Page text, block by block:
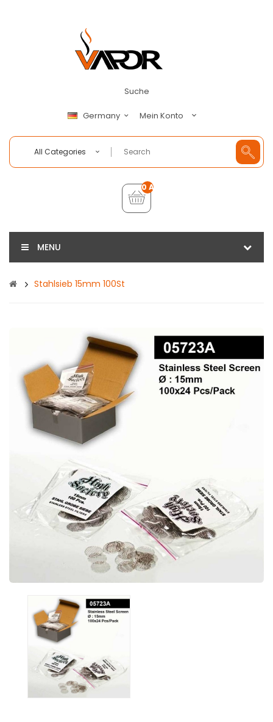
Suche
Germany Mein Konto
All Categories
0 Artikel - €0,00
MENU
Stahlsieb 15mm 100St